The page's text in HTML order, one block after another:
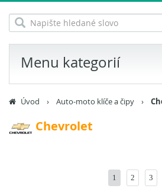
Menu kategorií
Úvod › Auto-moto klíče a čipy ›
Chevrolet
1 2 3